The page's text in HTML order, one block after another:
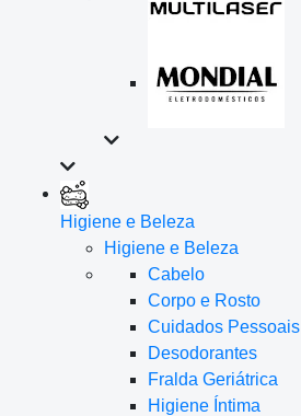
Higiene e Beleza
Higiene e Beleza
Cabelo
Corpo e Rosto
Cuidados Pessoais
Desodorantes
Fralda Geriátrica
Higiene Íntima